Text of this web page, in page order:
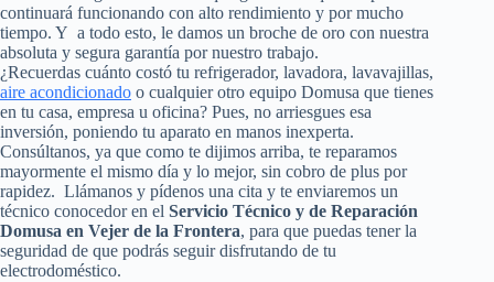
continuará funcionando con alto rendimiento y por mucho
tiempo. Y a todo esto, le damos un broche de oro con nuestra
absoluta y segura garantía por nuestro trabajo.
¿Recuerdas cuánto costó tu refrigerador, lavadora, lavavajillas,
aire acondicionado o cualquier otro equipo Domusa que tienes
en tu casa, empresa u oficina? Pues, no arriesgues esa
inversión, poniendo tu aparato en manos inexperta.
Consúltanos, ya que como te dijimos arriba, te reparamos
mayormente el mismo día y lo mejor, sin cobro de plus por
rapidez. Llámanos y pídenos una cita y te enviaremos un
técnico conocedor en el Servicio Técnico y de Reparación
Domusa en Vejer de la Frontera, para que puedas tener la
seguridad de que podrás seguir disfrutando de tu
electrodoméstico.